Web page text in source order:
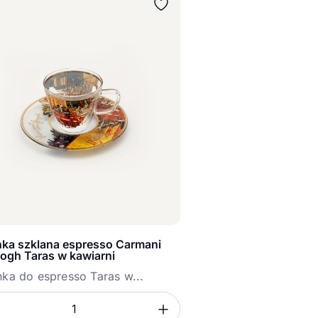
ilość
szklana espresso Carmani
Taras w kawiarni
do espresso Taras w...